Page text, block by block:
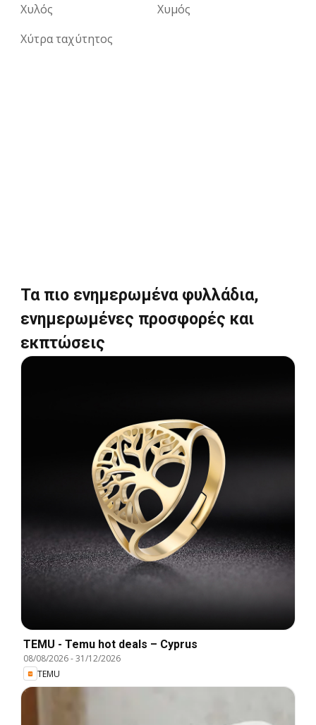
Χυλός
Χυμός
Χύτρα ταχύτητος
Τα πιο ενημερωμένα φυλλάδια,
ενημερωμένες προσφορές και
εκπτώσεις
TEMU - Temu hot deals – Cyprus
08/08/2026-31/12/2026
TEMU